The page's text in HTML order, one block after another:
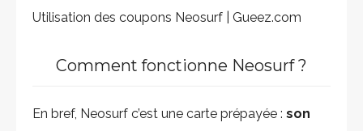
Utilisation des coupons Neosurf | Gueez.com
Comment fonctionne Neosurf ?
En bref, Neosurf c’est une carte prépayée : son